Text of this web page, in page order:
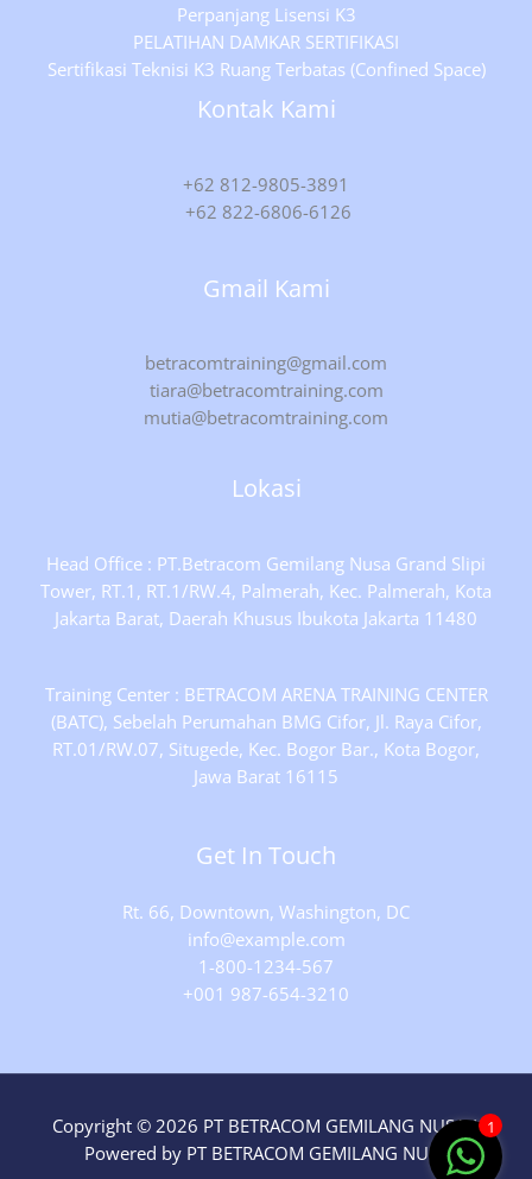
Perpanjang Lisensi K3
PELATIHAN DAMKAR SERTIFIKASI
Sertifikasi Teknisi K3 Ruang Terbatas (Confined Space)
Kontak Kami
+62 812-9805-3891
+62 822-6806-6126
Gmail Kami
betracomtraining@gmail.com
tiara@betracomtraining.com
mutia@betracomtraining.com
Lokasi
Head Office : PT.Betracom Gemilang Nusa Grand Slipi
Tower, RT.1, RT.1/RW.4, Palmerah, Kec. Palmerah, Kota
Jakarta Barat, Daerah Khusus Ibukota Jakarta 11480
Training Center : BETRACOM ARENA TRAINING CENTER
(BATC), Sebelah Perumahan BMG Cifor, Jl. Raya Cifor,
RT.01/RW.07, Situgede, Kec. Bogor Bar., Kota Bogor,
Jawa Barat 16115
Get In Touch
Rt. 66, Downtown, Washington, DC
info@example.com​
1-800-1234-567
+001 987-654-3210
Copyright © 2026 PT BETRACOM GEMILANG NUSA |
Powered by PT BETRACOM GEMILANG NUSA
1